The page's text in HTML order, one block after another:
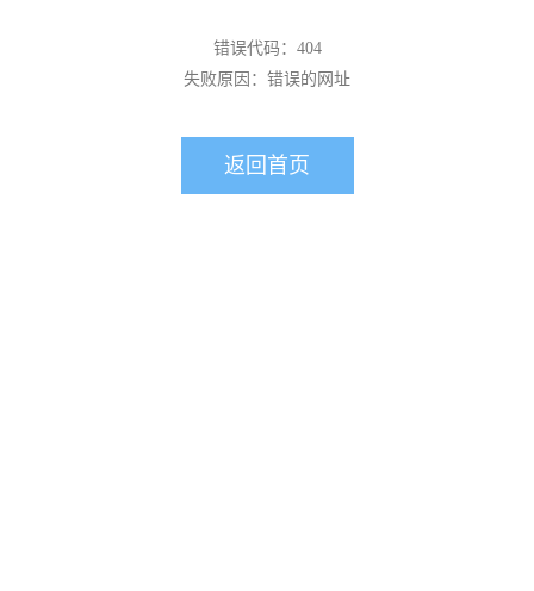
错误代码：404
失败原因：错误的网址
返回首页